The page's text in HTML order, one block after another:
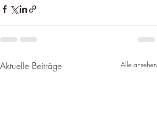
Aktuelle Beiträge Alle ansehen